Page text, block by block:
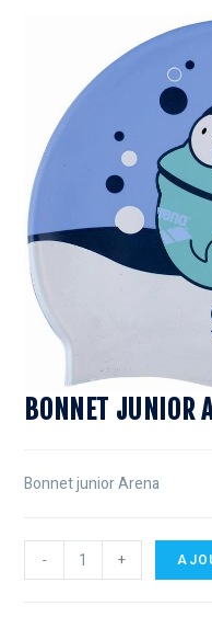
BONNET JUNIOR
Bonnet junior Arena
- +